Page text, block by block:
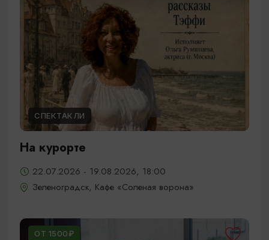
СПЕКТАКЛИ
На курорте
22.07.2026 - 19.08.2026, 18:00
Зеленоградск, Кафе «Соленая ворона»
ОТ 1500₽